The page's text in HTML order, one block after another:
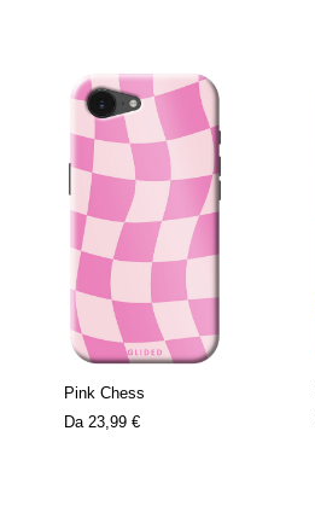
Pink Chess
Da 23,99 €